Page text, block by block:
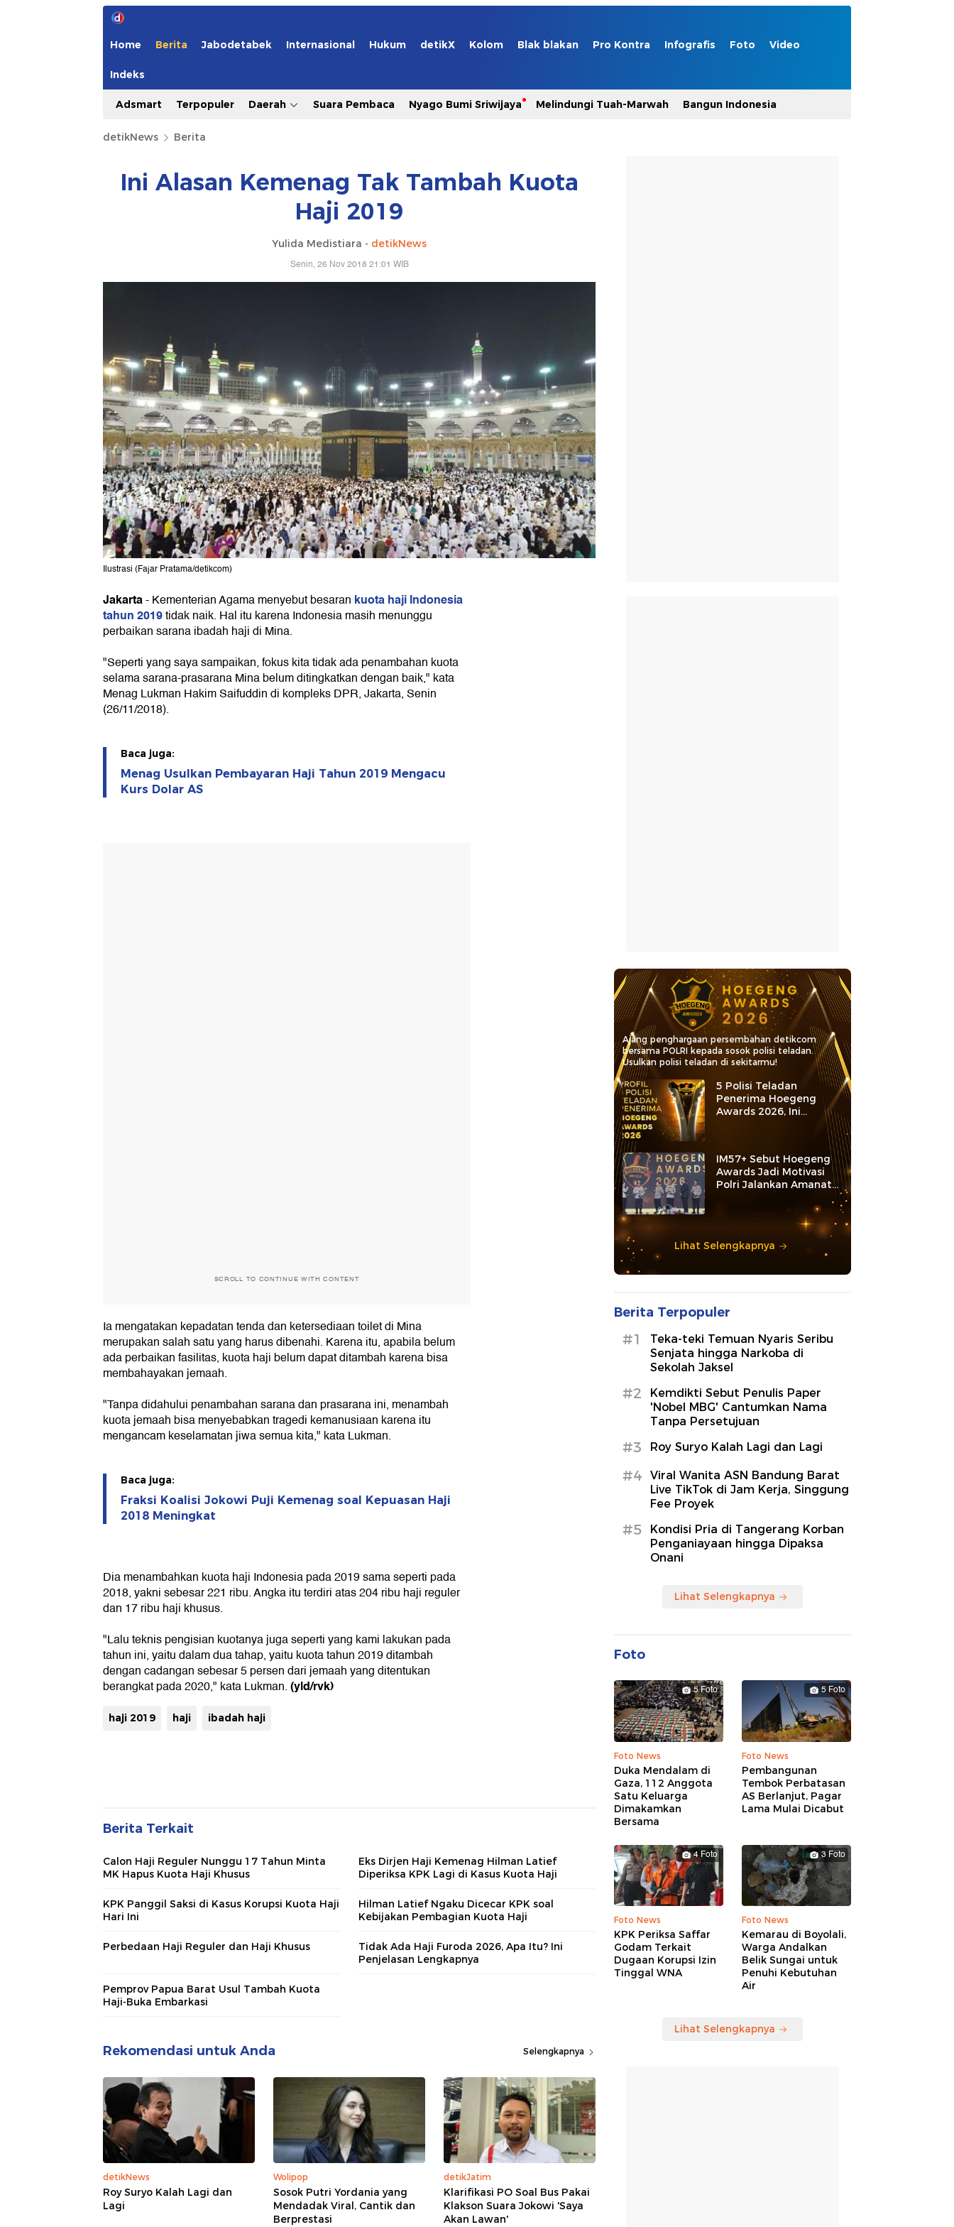
Home Berita Jabodetabek Internasional Hukum detikX Kolom Blak blakan Pro Kontra Infografis Foto Video
Indeks
Adsmart Terpopuler Daerah Suara Pembaca Nyago Bumi Sriwijaya Melindungi Tuah-Marwah Bangun Indonesia
detikNews Berita
Ini Alasan Kemenag Tak Tambah Kuota
Haji 2019
Yulida Medistiara - detikNews
Senin, 26 Nov 2018 21:01 WIB
Ilustrasi (Fajar Pratama/detikcom)
Jakarta-Kementerian Agama menyebut besaran kuota haji Indonesia
tahun 2019tidak naik. Hal itu karena Indonesia masih menunggu
perbaikan sarana ibadah haji di Mina.
"Seperti yang saya sampaikan, fokus kita tidak ada penambahan kuota
selama sarana-prasarana Mina belum ditingkatkan dengan baik," kata
Menag Lukman Hakim Saifuddin di kompleks DPR, Jakarta, Senin
(26/11/2018).
Baca juga:
Menag Usulkan Pembayaran Haji Tahun 2019 Mengacu
Kurs Dolar AS
SCROLL TO CONTINUE WITH CONTENT
Ia mengatakan kepadatan tenda dan ketersediaan toilet di Mina
merupakan salah satu yang harus dibenahi. Karena itu, apabila belum
ada perbaikan fasilitas, kuota haji belum dapat ditambah karena bisa
membahayakan jemaah.
"Tanpa didahului penambahan sarana dan prasarana ini, menambah
kuota jemaah bisa menyebabkan tragedi kemanusiaan karena itu
mengancam keselamatan jiwa semua kita," kata Lukman.
Baca juga:
Fraksi Koalisi Jokowi Puji Kemenag soal Kepuasan Haji
2018 Meningkat
Dia menambahkan kuota haji Indonesia pada 2019 sama seperti pada
2018, yakni sebesar 221 ribu. Angka itu terdiri atas 204 ribu haji reguler
dan 17 ribu haji khusus.
"Lalu teknis pengisian kuotanya juga seperti yang kami lakukan pada
tahun ini, yaitu dalam dua tahap, yaitu kuota tahun 2019 ditambah
dengan cadangan sebesar 5 persen dari jemaah yang ditentukan
berangkat pada 2020," kata Lukman.(yld/rvk)
haji 2019 haji ibadah haji
Berita Terkait
Calon Haji Reguler Nunggu 17 Tahun Minta
MK Hapus Kuota Haji Khusus
Eks Dirjen Haji Kemenag Hilman Latief
Diperiksa KPK Lagi di Kasus Kuota Haji
KPK Panggil Saksi di Kasus Korupsi Kuota Haji
Hari Ini
Hilman Latief Ngaku Dicecar KPK soal
Kebijakan Pembagian Kuota Haji
Perbedaan Haji Reguler dan Haji Khusus
Tidak Ada Haji Furoda 2026, Apa Itu? Ini
Penjelasan Lengkapnya
Pemprov Papua Barat Usul Tambah Kuota
Haji-Buka Embarkasi
Rekomendasi untuk Anda Selengkapnya
detikNews
Roy Suryo Kalah Lagi dan
Lagi
Wolipop
Sosok Putri Yordania yang
Mendadak Viral, Cantik dan
Berprestasi
detikJatim
Klarifikasi PO Soal Bus Pakai
Klakson Suara Jokowi 'Saya
Akan Lawan'
Ajang penghargaan persembahan detikcom
bersama POLRI kepada sosok polisi teladan.
Usulkan polisi teladan di sekitarmu!
5 Polisi Teladan
Penerima Hoegeng
Awards 2026, Ini
Kategori dan Kiprahnya
IM57+ Sebut Hoegeng
Awards Jadi Motivasi
Polri Jalankan Amanat
Lihat Selengkapnya
Berita Terpopuler
#1
Teka-teki Temuan Nyaris Seribu
Senjata hingga Narkoba di
Sekolah Jaksel
#2
Kemdikti Sebut Penulis Paper
'Nobel MBG' Cantumkan Nama
Tanpa Persetujuan
#3 Roy Suryo Kalah Lagi dan Lagi
#4
Viral Wanita ASN Bandung Barat
Live TikTok di Jam Kerja, Singgung
Fee Proyek
#5
Kondisi Pria di Tangerang Korban
Penganiayaan hingga Dipaksa
Onani
Lihat Selengkapnya
Foto
5 Foto
Foto News
Duka Mendalam di
Gaza, 112 Anggota
Satu Keluarga
Dimakamkan
Bersama
5 Foto
Foto News
Pembangunan
Tembok Perbatasan
AS Berlanjut, Pagar
Lama Mulai Dicabut
4 Foto
Foto News
KPK Periksa Saffar
Godam Terkait
Dugaan Korupsi Izin
Tinggal WNA
3 Foto
Foto News
Kemarau di Boyolali,
Warga Andalkan
Belik Sungai untuk
Penuhi Kebutuhan
Air
Lihat Selengkapnya